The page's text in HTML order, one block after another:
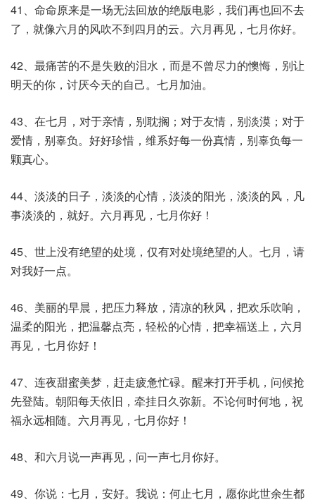
41、命命原来是一场无法回放的绝版电影，我们再也回不去
了，就像六月的风吹不到四月的云。六月再见，七月你好。
42、最痛苦的不是失败的泪水，而是不曾尽力的懊悔，别让
明天的你，讨厌今天的自己。七月加油。
43、在七月，对于亲情，别耽搁；对于友情，别淡漠；对于
爱情，别辜负。好好珍惜，维系好每一份真情，别辜负每一
颗真心。
44、淡淡的日子，淡淡的心情，淡淡的阳光，淡淡的风，凡
事淡淡的，就好。六月再见，七月你好！
45、世上没有绝望的处境，仅有对处境绝望的人。七月，请
对我好一点。
46、美丽的早晨，把压力释放，清凉的秋风，把欢乐吹响，
温柔的阳光，把温馨点亮，轻松的心情，把幸福送上，六月
再见，七月你好！
47、连夜甜蜜美梦，赶走疲惫忙碌。醒来打开手机，问候抢
先登陆。朝阳每天依旧，牵挂日久弥新。不论何时何地，祝
福永远相随。六月再见，七月你好！
48、和六月说一声再见，问一声七月你好。
49、你说：七月，安好。我说：何止七月，愿你此世余生都